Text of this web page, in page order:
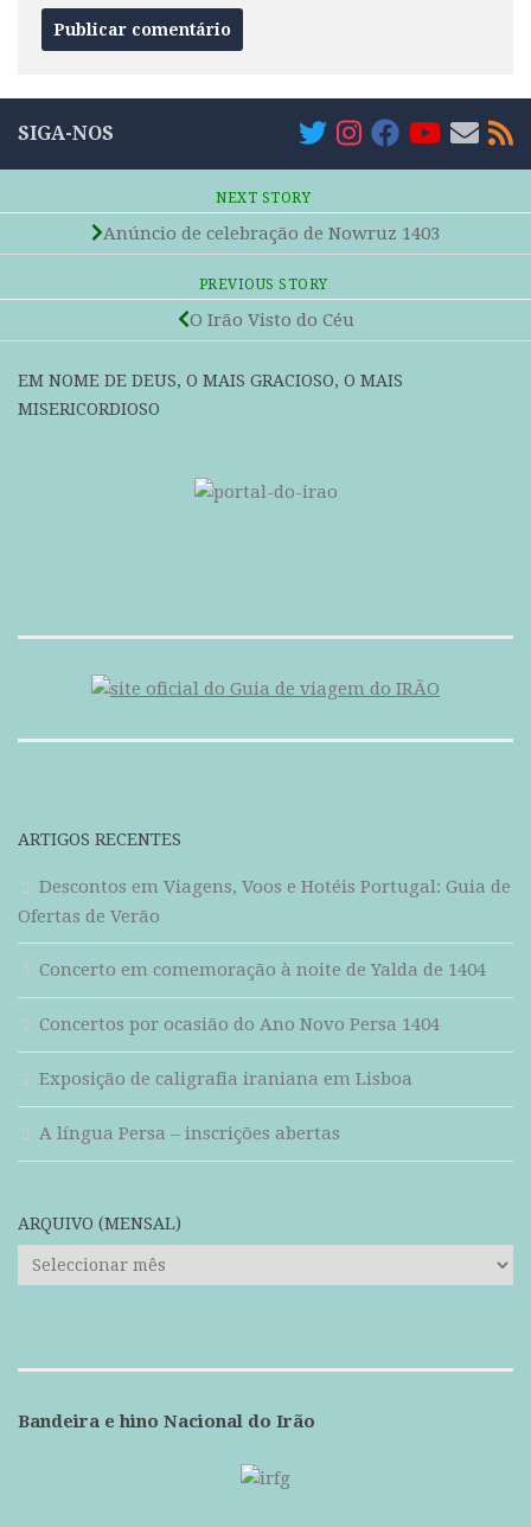
SIGA-NOS
NEXT STORY
Anúncio de celebração de Nowruz 1403
PREVIOUS STORY
O Irão Visto do Céu
EM NOME DE DEUS, O MAIS GRACIOSO, O MAIS
MISERICORDIOSO
ARTIGOS RECENTES
Descontos em Viagens, Voos e Hotéis Portugal: Guia de
Ofertas de Verão
Concerto em comemoração à noite de Yalda de 1404
Concertos por ocasião do Ano Novo Persa 1404
Exposição de caligrafia iraniana em Lisboa
A língua Persa – inscrições abertas
ARQUIVO (MENSAL)
ARQUIVO
(mensal)
Bandeira e hino Nacional do Irão